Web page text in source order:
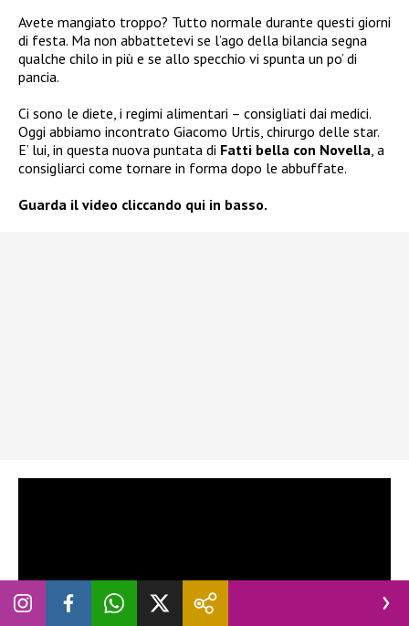
Avete mangiato troppo? Tutto normale durante questi giorni
di festa. Ma non abbattetevi se l’ago della bilancia segna
qualche chilo in più e se allo specchio vi spunta un po’ di
pancia.
Ci sono le diete, i regimi alimentari – consigliati dai medici.
Oggi abbiamo incontrato Giacomo Urtis, chirurgo delle star.
E’ lui, in questa nuova puntata di Fatti bella con Novella, a
consigliarci come tornare in forma dopo le abbuffate.
Guarda il video cliccando qui in basso.